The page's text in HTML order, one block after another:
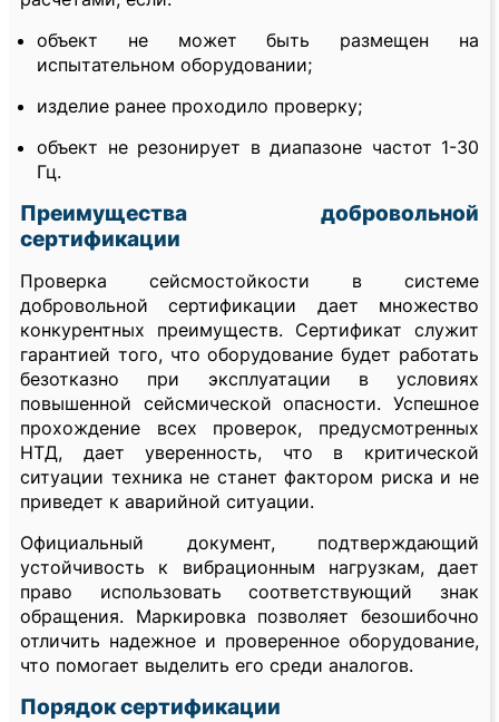
объект не может быть размещен на
испытательном оборудовании;
изделие ранее проходило проверку;
объект не резонирует в диапазоне частот 1-30
Гц.
Преимущества добровольной
сертификации
Проверка сейсмостойкости в системе
добровольной сертификации дает множество
конкурентных преимуществ. Сертификат служит
гарантией того, что оборудование будет работать
безотказно при эксплуатации в условиях
повышенной сейсмической опасности. Успешное
прохождение всех проверок, предусмотренных
НТД, дает уверенность, что в критической
ситуации техника не станет фактором риска и не
приведет к аварийной ситуации.
Официальный документ, подтверждающий
устойчивость к вибрационным нагрузкам, дает
право использовать соответствующий знак
обращения. Маркировка позволяет безошибочно
отличить надежное и проверенное оборудование,
что помогает выделить его среди аналогов.
Порядок сертификации